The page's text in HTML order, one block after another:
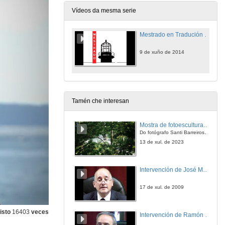
16403 veces
Vídeos da mesma serie
Mestrado en Tradución para a comunicación internacional
9 de xuño de 2014
Tamén che interesan
Do fotógrafo Santi Barreiros e o escultor Nito Contreras.
13 de xul. de 2023
Intervención de José Maria Barja
17 de xul. de 2009